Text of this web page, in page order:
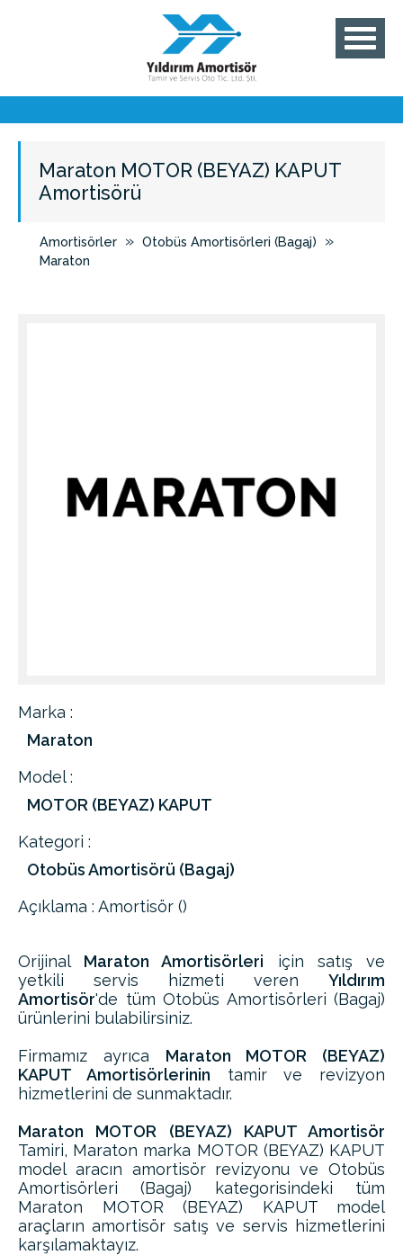
Maraton MOTOR (BEYAZ) KAPUT
Amortisörü
Amortisörler » Otobüs Amortisörleri (Bagaj) »
Maraton
Marka :
Maraton
Model :
MOTOR (BEYAZ) KAPUT
Kategori :
Otobüs Amortisörü (Bagaj)
Açıklama : Amortisör ()
Orijinal Maraton Amortisörleri için satış ve
yetkili servis hizmeti veren Yıldırım
Amortisör'de tüm Otobüs Amortisörleri (Bagaj)
ürünlerini bulabilirsiniz.
Firmamız ayrıca Maraton MOTOR (BEYAZ)
KAPUT Amortisörlerinin tamir ve revizyon
hizmetlerini de sunmaktadır.
Maraton MOTOR (BEYAZ) KAPUT Amortisör
Tamiri, Maraton marka MOTOR (BEYAZ) KAPUT
model aracın amortisör revizyonu ve Otobüs
Amortisörleri (Bagaj) kategorisindeki tüm
Maraton MOTOR (BEYAZ) KAPUT model
araçların amortisör satış ve servis hizmetlerini
karşılamaktayız.